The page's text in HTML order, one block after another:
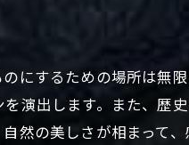
するための場所は無限
演出します。また、歴
然の美しさが相まって